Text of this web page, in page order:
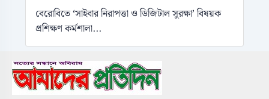
বেরোবিতে ‘সাইবার নিরাপত্তা ও ডিজিটাল সুরক্ষা’ বিষয়ক
প্রশিক্ষণ কর্মশালা...